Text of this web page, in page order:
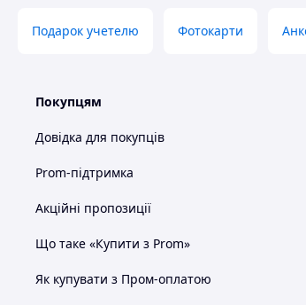
Подарок учетелю Фотокарти
Покупцям
Довідка для покупців
Prom-підтримка
Акційні пропозиції
Що таке «Купити з Prom»
Як купувати з Пром-оплатою